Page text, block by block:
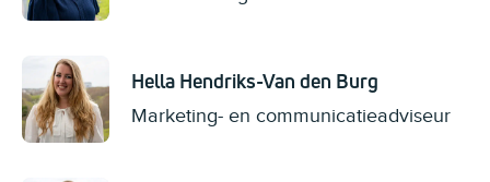
Hella Hendriks-Van den Burg
Marketing- en communicatieadviseur